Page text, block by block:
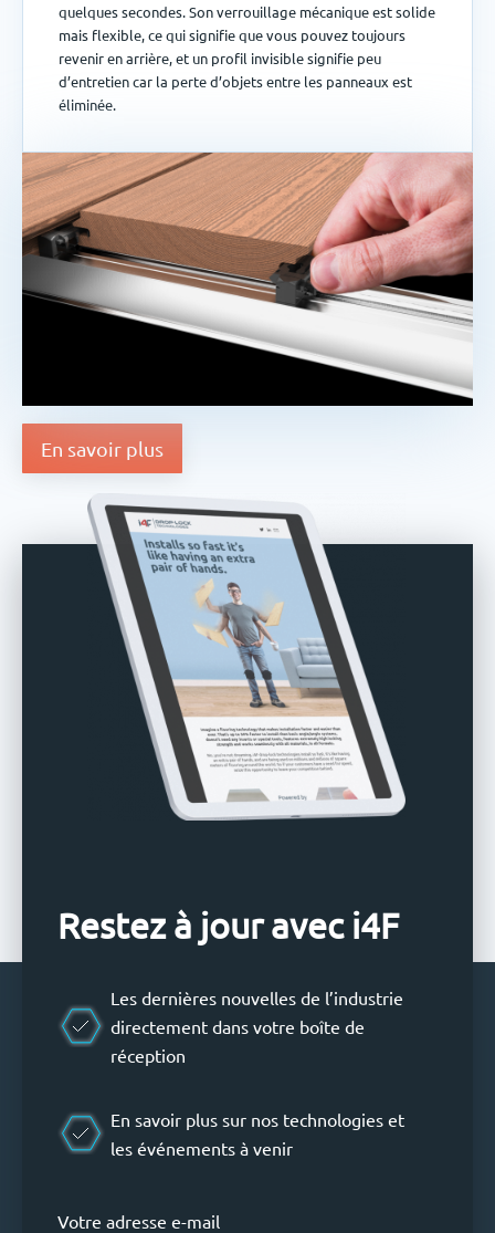
quelques secondes. Son verrouillage mécanique est solide
mais flexible, ce qui signifie que vous pouvez toujours
revenir en arrière, et un profil invisible signifie peu
d’entretien car la perte d’objets entre les panneaux est
éliminée.
En savoir plus
Restez à jour avec i4F
Les dernières nouvelles de l’industrie
directement dans votre boîte de
réception
En savoir plus sur nos technologies et
les événements à venir
Votre adresse e-mail